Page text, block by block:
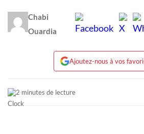
Chabi
Ouardia
Ajoutez-nous à vos
2 minutes de lecture